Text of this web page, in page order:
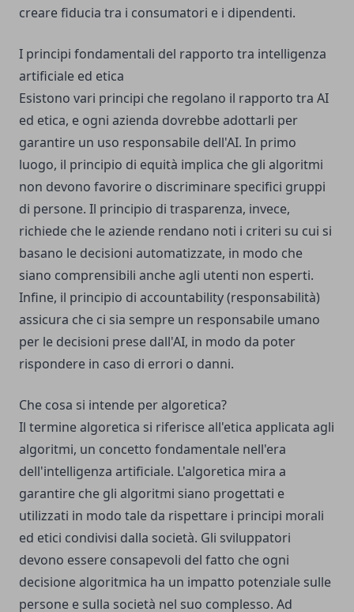
creare fiducia tra i consumatori e i dipendenti.
I principi fondamentali del rapporto tra intelligenza
artificiale ed etica
Esistono vari principi che regolano il rapporto tra AI
ed etica, e ogni azienda dovrebbe adottarli per
garantire un uso responsabile dell'AI. In primo
luogo, il principio di equità implica che gli algoritmi
non devono favorire o discriminare specifici gruppi
di persone. Il principio di trasparenza, invece,
richiede che le aziende rendano noti i criteri su cui si
basano le decisioni automatizzate, in modo che
siano comprensibili anche agli utenti non esperti.
Infine, il principio di accountability (responsabilità)
assicura che ci sia sempre un responsabile umano
per le decisioni prese dall'AI, in modo da poter
rispondere in caso di errori o danni.
Che cosa si intende per algoretica?
Il termine algoretica si riferisce all'etica applicata agli
algoritmi, un concetto fondamentale nell'era
dell'intelligenza artificiale. L'algoretica mira a
garantire che gli algoritmi siano progettati e
utilizzati in modo tale da rispettare i principi morali
ed etici condivisi dalla società. Gli sviluppatori
devono essere consapevoli del fatto che ogni
decisione algoritmica ha un impatto potenziale sulle
persone e sulla società nel suo complesso. Ad